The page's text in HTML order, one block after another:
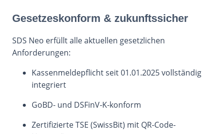
Gesetzeskonform & zukunftssicher
SDS Neo erfüllt alle aktuellen gesetzlichen
Anforderungen:
Kassenmeldepflicht seit 01.01.2025 vollständig
integriert
GoBD- und DSFinV-K-konform
Zertifizierte TSE (SwissBit) mit QR-Code-